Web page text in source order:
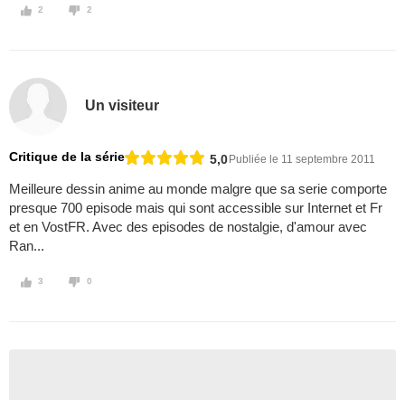
2 2
Un visiteur
Critique de la série 5,0Publiée le 11 septembre 2011
Meilleure dessin anime au monde malgre que sa serie comporte
presque 700 episode mais qui sont accessible sur Internet et Fr
et en VostFR. Avec des episodes de nostalgie, d'amour avec
Ran...
3 0